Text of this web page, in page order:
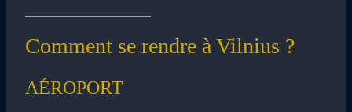
Comment se rendre à Vilnius ?
AÉROPORT